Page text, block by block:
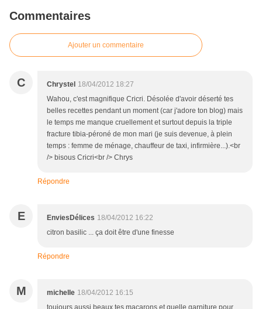
Commentaires
Ajouter un commentaire
C Chrystel 18/04/2012 18:27
Wahou, c'est magnifique Cricri. Désolée d'avoir déserté tes
belles recettes pendant un moment (car j'adore ton blog) mais
le temps me manque cruellement et surtout depuis la triple
fracture tibia-péroné de mon mari (je suis devenue, à plein
temps : femme de ménage, chauffeur de taxi, infirmière...).<br
/> bisous Cricri<br /> Chrys
Répondre
E EnviesDélices 18/04/2012 16:22
citron basilic ... ça doit être d'une finesse
Répondre
M michelle 18/04/2012 16:15
toujours aussi beaux tes macarons et quelle garniture pour